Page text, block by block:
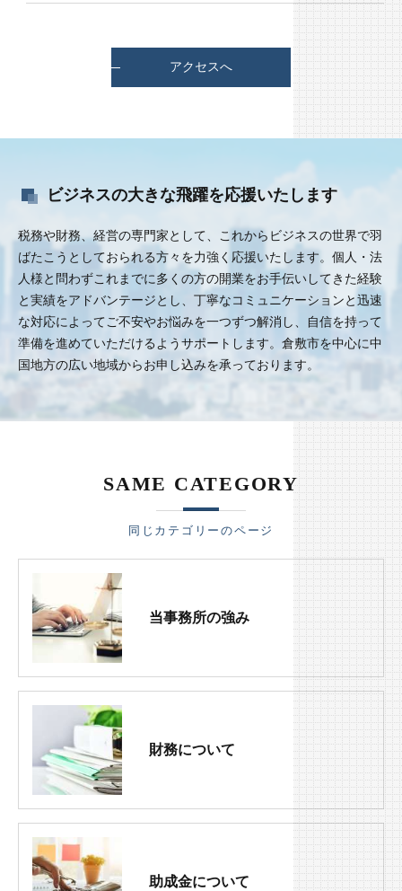
アクセスへ
ビジネスの大きな飛躍を応援いたします
税務や財務、経営の専門家として、これからビジネスの世界で羽
ばたこうとしておられる方々を力強く応援いたします。個人・法
人様と問わずこれまでに多くの方の開業をお手伝いしてきた経験
と実績をアドバンテージとし、丁寧なコミュニケーションと迅速
な対応によってご不安やお悩みを一つずつ解消し、自信を持って
準備を進めていただけるようサポートします。倉敷市を中心に中
国地方の広い地域からお申し込みを承っております。
同じカテゴリーのページ
SAME CATEGORY
当事務所の強み
財務について
助成金について